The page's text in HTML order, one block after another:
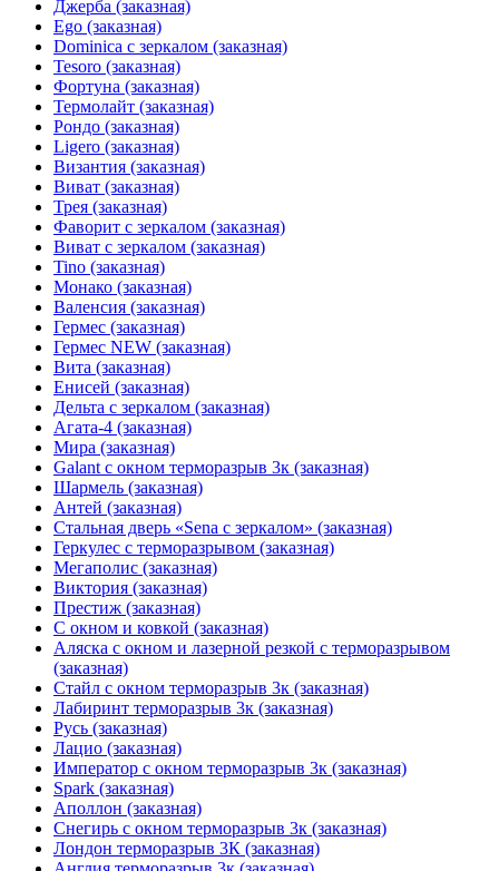
Джерба (заказная)
Ego (заказная)
Dominica с зеркалом (заказная)
Tesoro (заказная)
Фортуна (заказная)
Термолайт (заказная)
Рондо (заказная)
Ligero (заказная)
Византия (заказная)
Виват (заказная)
Трея (заказная)
Фаворит с зеркалом (заказная)
Виват с зеркалом (заказная)
Tino (заказная)
Монако (заказная)
Валенсия (заказная)
Гермес (заказная)
Гермес NEW (заказная)
Вита (заказная)
Енисей (заказная)
Дельта с зеркалом (заказная)
Агата-4 (заказная)
Мира (заказная)
Galant с окном терморазрыв 3к (заказная)
Шармель (заказная)
Антей (заказная)
Стальная дверь «Sena с зеркалом» (заказная)
Геркулес с терморазрывом (заказная)
Мегаполис (заказная)
Виктория (заказная)
Престиж (заказная)
С окном и ковкой (заказная)
Аляска с окном и лазерной резкой с терморазрывом
(заказная)
Стайл с окном терморазрыв 3к (заказная)
Лабиринт терморазрыв 3к (заказная)
Русь (заказная)
Лацио (заказная)
Император с окном терморазрыв 3к (заказная)
Spark (заказная)
Аполлон (заказная)
Снегирь с окном терморазрыв 3к (заказная)
Лондон терморазрыв 3К (заказная)